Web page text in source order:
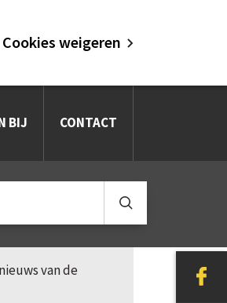
Cookies weigeren
BIJ CONTACT
van de